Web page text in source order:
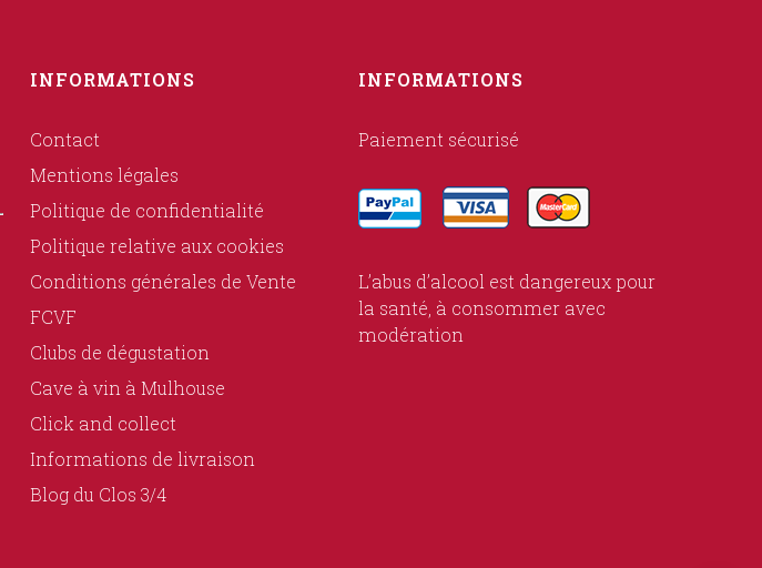
INFORMATIONS
Contact
Mentions légales
Politique de confidentialité
Politique relative aux cookies
Conditions générales de Vente
FCVF
Clubs de dégustation
Cave à vin à Mulhouse
Click and collect
Informations de livraison
Blog du Clos 3/4
INFORMATIONS
Paiement sécurisé
L’abus d’alcool est dangereux pour
la santé, à consommer avec
modération